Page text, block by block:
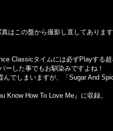
真はこの盤から撮影し直してありま
Classicタイムには必ずPlayする
ーした事でもお馴染みですよね！
でしまいますが、「 Sugar And
Know How To Love Me』に収録。